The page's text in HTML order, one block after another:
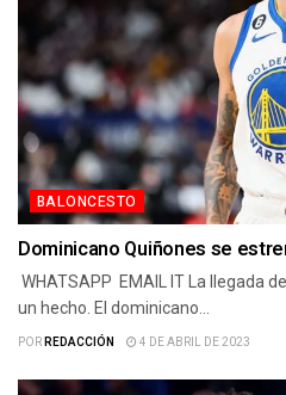
BALONCESTO
Dominicano Quiñones se
WHATSAPP EMAIL IT La llegada
un hecho. El dominicano...
PORREDACCIÓN 4 DE ABRIL DE 2023